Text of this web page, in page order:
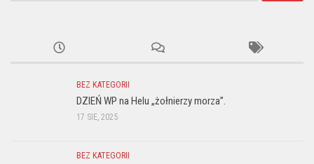
BEZ KATEGORII
DZIEŃ WP na Helu „żołnierzy morza”.
17 SIE, 2025
BEZ KATEGORII